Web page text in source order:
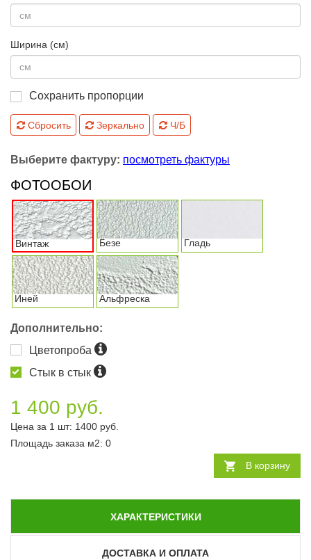
Ширина (см)
Сохранить пропорции
Сбросить Зеркально Ч/Б
Выберите фактуру: посмотреть фактуры
ФОТООБОИ
Винтаж Безе Гладь
Иней Альфреска
Дополнительно:
Цветопроба
Стык в стык
1 400 руб.
Цена за 1 шт: 1400 руб.
Площадь заказа м2: 0
В корзину
ХАРАКТЕРИСТИКИ
ДОСТАВКА И ОПЛАТА